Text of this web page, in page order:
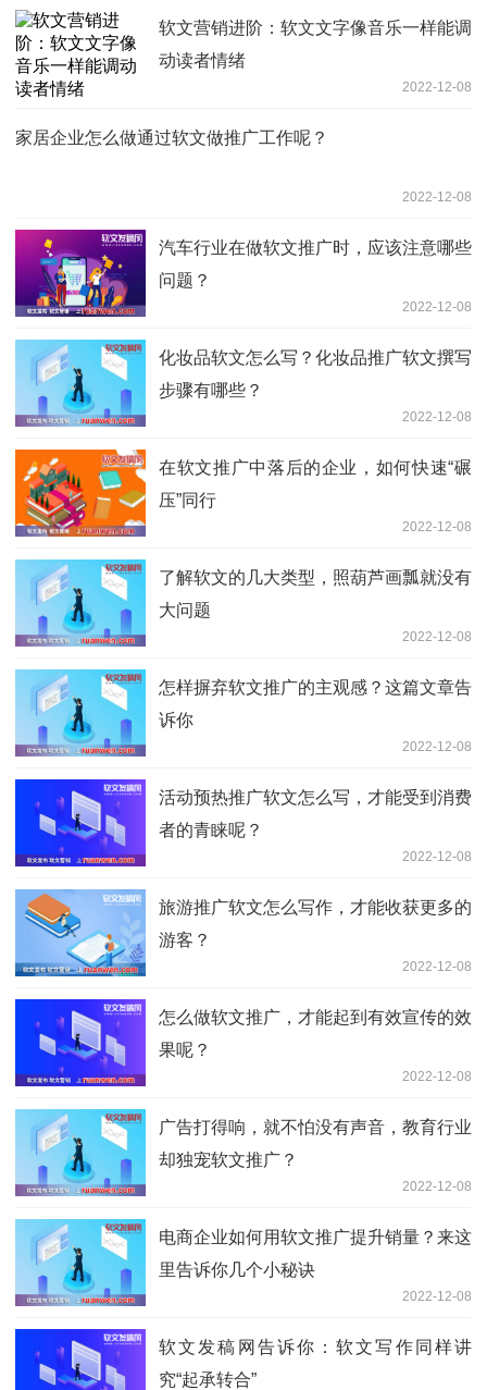
软文营销进阶：软文文字像音乐一样能调
动读者情绪
2022-12-08
家居企业怎么做通过软文做推广工作呢？
2022-12-08
汽车行业在做软文推广时，应该注意哪些
问题？
2022-12-08
化妆品软文怎么写？化妆品推广软文撰写
步骤有哪些？
2022-12-08
在软文推广中落后的企业，如何快速“碾
压”同行
2022-12-08
了解软文的几大类型，照葫芦画瓢就没有
大问题
2022-12-08
怎样摒弃软文推广的主观感？这篇文章告
诉你
2022-12-08
活动预热推广软文怎么写，才能受到消费
者的青睐呢？
2022-12-08
旅游推广软文怎么写作，才能收获更多的
游客？
2022-12-08
怎么做软文推广，才能起到有效宣传的效
果呢？
2022-12-08
广告打得响，就不怕没有声音，教育行业
却独宠软文推广？
2022-12-08
电商企业如何用软文推广提升销量？来这
里告诉你几个小秘诀
2022-12-08
软文发稿网告诉你：软文写作同样讲
究“起承转合”